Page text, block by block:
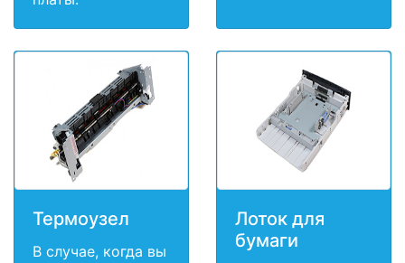
Термоузел
В случае, когда вы
Лоток для
бумаги